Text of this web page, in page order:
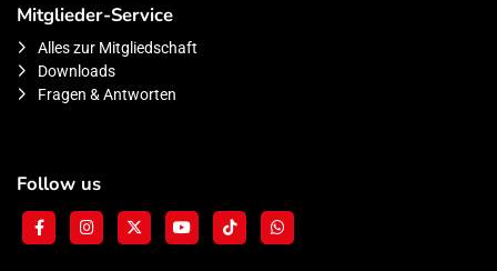
Mitglieder-Service
Alles zur Mitgliedschaft
Downloads
Fragen & Antworten
Follow us